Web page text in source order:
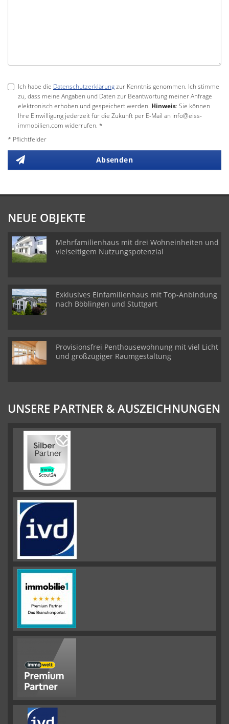
Ich habe die Datenschutzerklärungzur Kenntnis genommen. Ich stimme
zu, dass meine Angaben und Daten zur Beantwortung meiner Anfrage
elektronisch erhoben und gespeichert werden. Hinweis: Sie können
Ihre Einwilligung jederzeit für die Zukunft per E-Mail an info@eiss-
immobilien.com widerrufen. *
* Pflichtfelder
Absenden
NEUE OBJEKTE
Mehrfamilienhaus mit drei Wohneinheiten und
vielseitigem Nutzungspotenzial
Exklusives Einfamilienhaus mit Top-Anbindung
nach Böblingen und Stuttgart
Provisionsfrei Penthousewohnung mit viel Licht
und großzügiger Raumgestaltung
UNSERE PARTNER & AUSZEICHNUNGEN